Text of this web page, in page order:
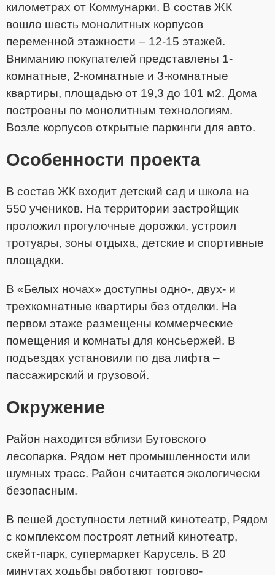
километрах от Коммунарки. В состав ЖК
вошло шесть монолитных корпусов
переменной этажности – 12-15 этажей.
Вниманию покупателей представлены 1-
комнатные, 2-комнатные и 3-комнатные
квартиры, площадью от 19,3 до 101 м2. Дома
построены по монолитным технологиям.
Возле корпусов открытые паркинги для авто.
Особенности проекта
В состав ЖК входит детский сад и школа на
550 учеников. На территории застройщик
проложил прогулочные дорожки, устроил
тротуары, зоны отдыха, детские и спортивные
площадки.
В «Белых ночах» доступны одно-, двух- и
трехкомнатные квартиры без отделки. На
первом этаже размещены коммерческие
помещения и комнаты для консьержей. В
подъездах установили по два лифта –
пассажирский и грузовой.
Окружение
Район находится вблизи Бутовского
лесопарка. Рядом нет промышленности или
шумных трасс. Район считается экологически
безопасным.
В пешей доступности летний кинотеатр, Рядом
с комплексом построят летний кинотеатр,
скейт-парк, супермаркет Карусель. В 20
минутах ходьбы работают торгово-